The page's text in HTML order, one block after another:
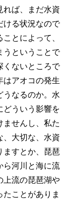
れば、まだ水資
ける状況なので
とによって、
うということで
くないところで
はアオコの発生
うなるのか。水
どういう影響を
ませんし、私た
、大切な、水資
ますとか、琵琶
ら河川と海に流
上流の琵琶湖や
ことがありま